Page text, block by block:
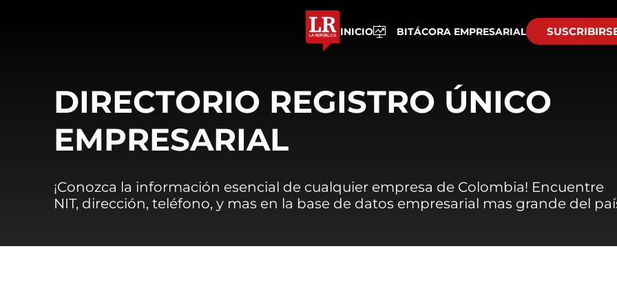
INICIO BITÁCORA EMPRESARIAL
DIRECTORIO REGISTRO ÚNICO
EMPRESARIAL
¡Conozca la información esencial de cualquier empresa de Colombia! Encuentre
NIT, dirección, teléfono, y mas en la base de datos empresarial mas grande del